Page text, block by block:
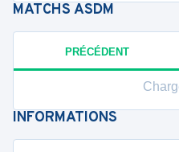
MATCHS ASDM
PRÉCÉDENT
INFORMATIONS